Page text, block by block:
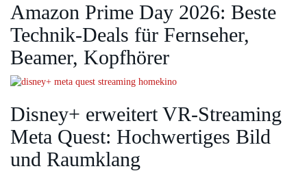
Amazon Prime Day 2026: Beste
Technik-Deals für Fernseher,
Beamer, Kopfhörer
Disney+ erweitert VR‑Streaming
Meta Quest: Hochwertiges Bild
und Raumklang